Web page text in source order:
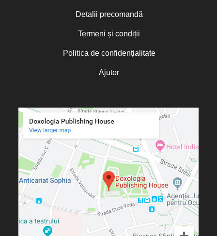
Detalii precomandă
Termeni și condiții
Politica de confidențialitate
Ajutor